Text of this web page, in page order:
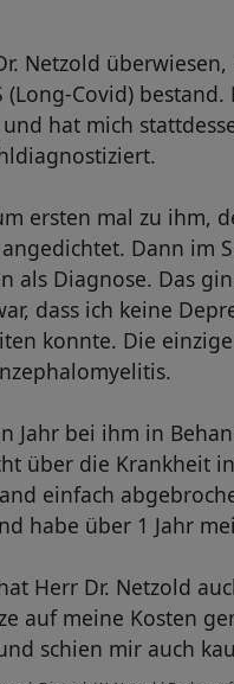
Netzold
(Long-Covid)
hat mich
ersten mal zu ihm,
Dann im
als Diagnose. Das
dass ich keine
konnte. Die
Jahr bei ihm in
über die Krankheit
einfach
habe über 1 Jahr
Herr Dr. Netzold
auf meine Kosten
schien mir auch